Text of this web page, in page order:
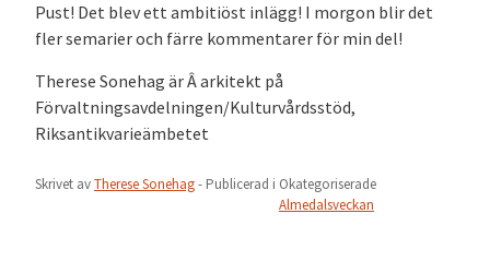
Pust! Det blev ett ambitiöst inlägg! I morgon blir det
fler semarier och färre kommentarer för min del!
Therese Sonehag är Â arkitekt på
Förvaltningsavdelningen/Kulturvårdsstöd,
Riksantikvarieämbetet
Skrivet avTherese Sonehag- Publicerad i Okategoriserade
Almedalsveckan